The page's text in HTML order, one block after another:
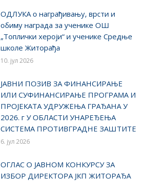
ОДЛУКA о награђивању, врсти и
обиму награда за ученике ОШ
„Топлички хероји“ и ученике Средње
школе Житорађа
10. јул 2026
ЈАВНИ ПОЗИВ ЗА ФИНАНСИРАЊЕ
ИЛИ СУФИНАНСИРАЊЕ ПРОГРАМА И
ПРОЈЕКАТА УДРУЖЕЊА ГРАЂАНА У
2026. г У ОБЛАСТИ УНАРЕЂЕЊА
СИСТЕМА ПРОТИВГРАДНЕ ЗАШТИТЕ
6. јул 2026
ОГЛАС О ЈАВНОМ КОНКУРСУ ЗА
ИЗБОР ДИРЕКТОРА ЈКП ЖИТОРАЂА